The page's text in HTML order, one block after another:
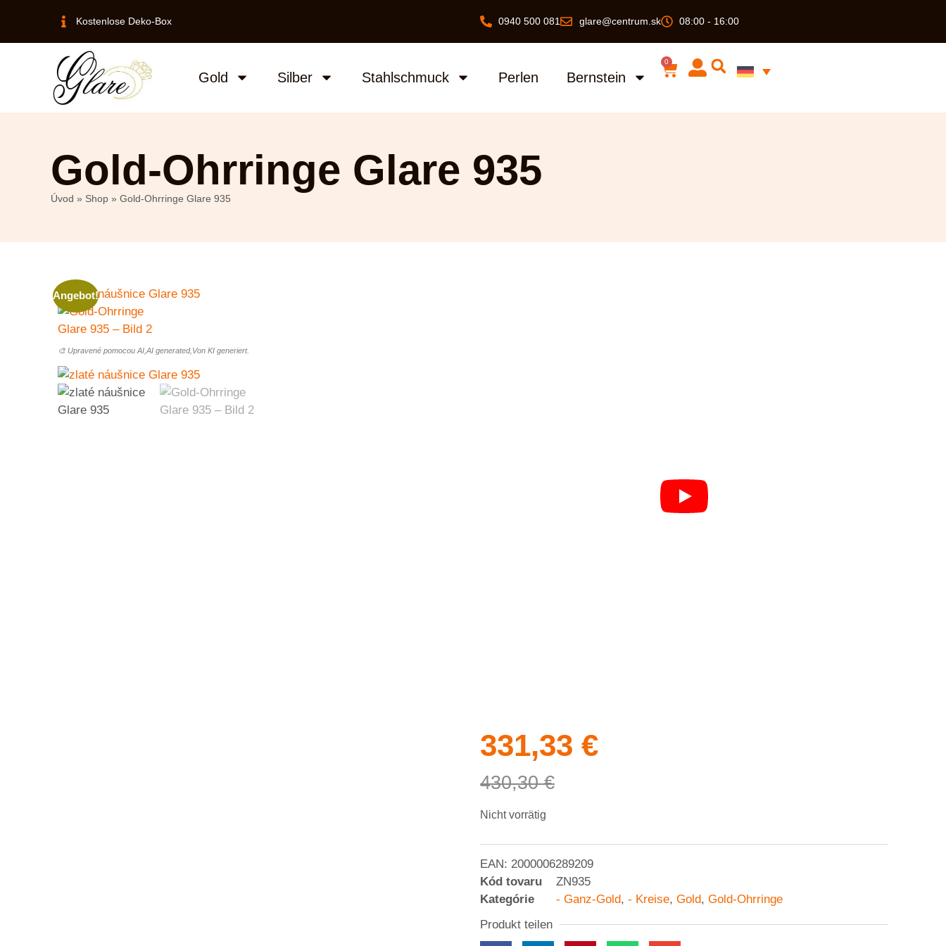
Kostenlose Deko-Box 0940 500 081 glare@centrum.sk 08:00 - 16:00
Gold Silber Stahlschmuck Perlen Bernstein
0
Gold-Ohrringe Glare 935
Úvod » Shop » Gold-Ohrringe Glare 935
Angebot!
🎨 Upravené pomocou AI,AI generated,Von KI generiert.
430,30€
331,33 €
Nicht vorrätig
EAN: 2000006289209
Kód tovaru
ZN935
Kategórie
- Ganz-Gold, - Kreise, Gold, Gold-Ohrringe
Produkt teilen